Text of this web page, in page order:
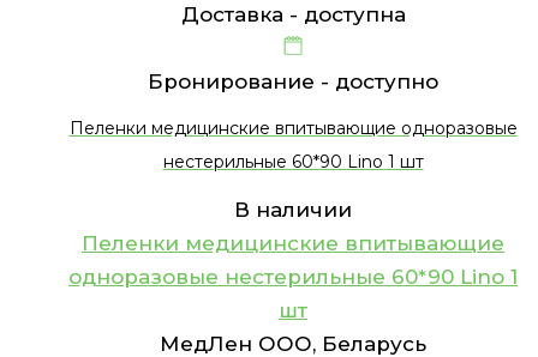
Доставка - доступна
Бронирование - доступно
Пеленки медицинские впитывающие одноразовые
нестерильные 60*90 Lino 1 шт
В наличии
Пеленки медицинские впитывающие
одноразовые нестерильные 60*90 Lino 1
шт
МедЛен ООО, Беларусь